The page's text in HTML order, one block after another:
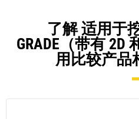
了解 适用于
GRADE（带有 2D
用比较产品